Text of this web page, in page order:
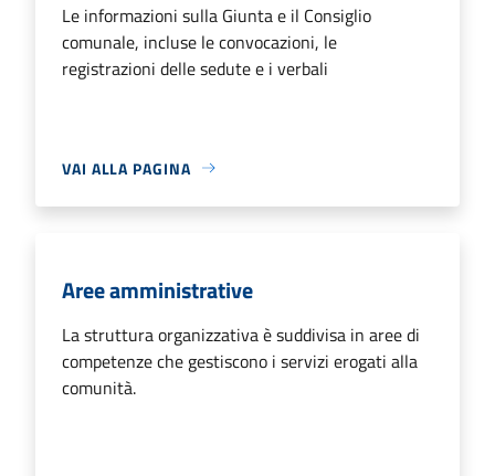
Le informazioni sulla Giunta e il Consiglio
comunale, incluse le convocazioni, le
registrazioni delle sedute e i verbali
VAI ALLA PAGINA
Aree amministrative
La struttura organizzativa è suddivisa in aree di
competenze che gestiscono i servizi erogati alla
comunità.